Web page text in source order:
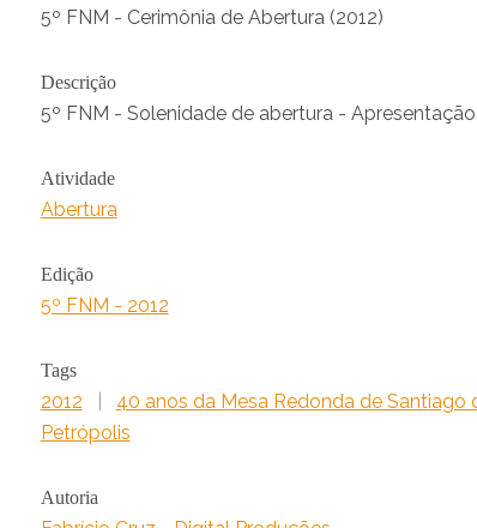
5º FNM - Cerimônia de Abertura (2012)
Descrição
5º FNM - Solenidade de abertura -
Atividade
Abertura
Edição
5º FNM - 2012
Tags
2012 40 anos da Mesa Redonda de Santiago
Petrópolis
Autoria